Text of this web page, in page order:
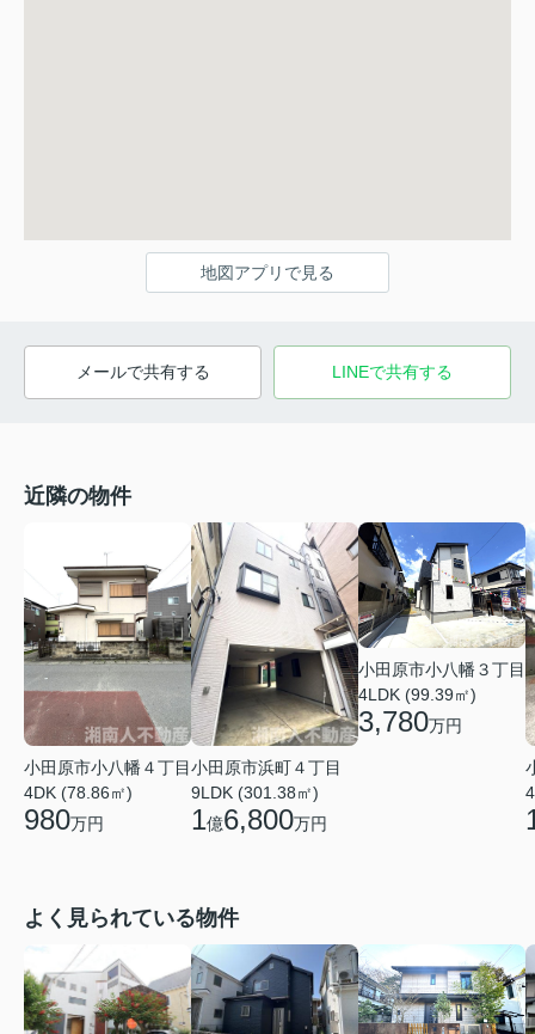
地図アプリで見る
メールで共有する LINEで共有する
近隣の物件
小田原市小八幡４丁目
4DK (78.86㎡)
980万円
小田原市浜町４丁目
9LDK (301.38㎡)
1億6,800万円
小田原市小八幡３丁目
4LDK (99.39㎡)
3,780万円
よく見られている物件